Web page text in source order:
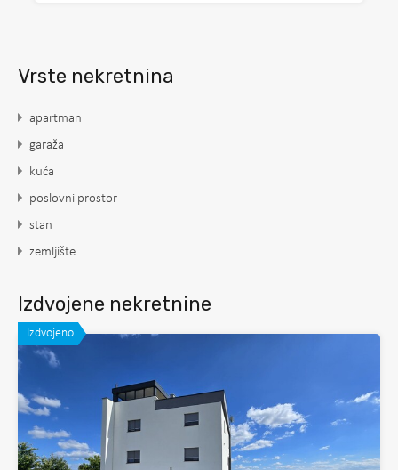
Vrste nekretnina
apartman
garaža
kuća
poslovni prostor
stan
zemljište
Izdvojene nekretnine
Izdvojeno